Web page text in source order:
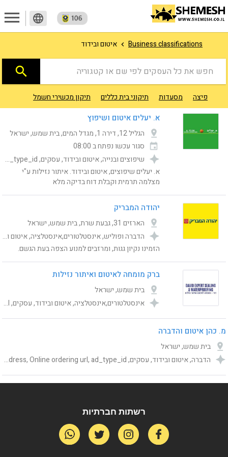
language
menu
Business classifications איטום ובידוד
חפש את כל העסקים לפי שם או קטגוריה search
פיצה מסעדות תיקוני בית כללים תיקון מכשירי חשמל
א. יעלים איטום ושיפוץ
הגליל 12, דירה 1, מגדל המים, בית שמש, ישראל
סגור עכשו נפתח ב 08:00
שיפוצים ובנייה, איטום ובידוד, עסקים, Category, publishing_status, Online ordering url, shemesh_location_address, ad_type_id
א. יעלים שיפוצים, איטום ובידוד. איתור נזילות ע"י
מצלמה תרמית וקבלת דוח בדיקה מלא
יהודה המבריק
הארזים 31, גבעת שרת, בית שמש, ישראל
הדברה ופוליש, אינסטלטורים,אינסטלציה, איטום ובידוד, עסקים, Category, publishing_status, shemesh_location_address, ad_type_id, Online ordering url
הזמינו נקיון גגות, ומרזבים למנוע הצפה בעת הגשם.
ברק מומחה לאיטום ואיתור נזילות
בית שמש, ישראל
אינסטלטורים,אינסטלציה, איטום ובידוד, עסקים, Category, publishing_status, shemesh_location_address, ad_type_id, Online ordering url
מ. כהן איטום והדברה
בית שמש, ישראל
הדברה, איטום ובידוד, עסקים, Category, publishing_status, shemesh_location_address, Online ordering url, ad_type_id
רשתות חברתיות